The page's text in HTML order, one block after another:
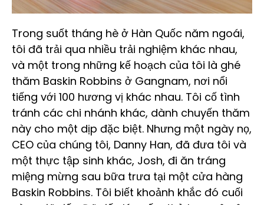
Trong suốt tháng hè ở Hàn Quốc năm ngoái,
tôi đã trải qua nhiều trải nghiệm khác nhau,
và một trong những kế hoạch của tôi là ghé
thăm Baskin Robbins ở Gangnam, nơi nổi
tiếng với 100 hương vị khác nhau. Tôi cố tình
tránh các chi nhánh khác, dành chuyến thăm
này cho một dịp đặc biệt. Nhưng một ngày nọ,
CEO của chúng tôi, Danny Han, đã đưa tôi và
một thực tập sinh khác, Josh, đi ăn tráng
miệng mừng sau bữa trưa tại một cửa hàng
Baskin Robbins. Tôi biết khoảnh khắc đó cuối